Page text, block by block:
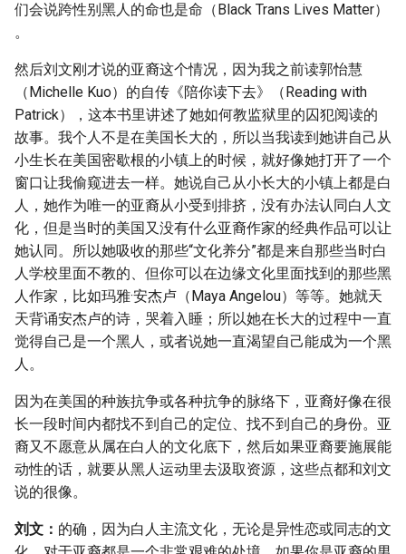
们会说跨性别黑人的命也是命（Black Trans Lives Matter）
。
然后刘文刚才说的亚裔这个情况，因为我之前读郭怡慧
（Michelle Kuo）的自传《陪你读下去》（Reading with
Patrick），这本书里讲述了她如何教监狱里的囚犯阅读的
故事。我个人不是在美国长大的，所以当我读到她讲自己从
小生长在美国密歇根的小镇上的时候，就好像她打开了一个
窗口让我偷窥进去一样。她说自己从小长大的小镇上都是白
人，她作为唯一的亚裔从小受到排挤，没有办法认同白人文
化，但是当时的美国又没有什么亚裔作家的经典作品可以让
她认同。所以她吸收的那些“文化养分”都是来自那些当时白
人学校里面不教的、但你可以在边缘文化里面找到的那些黑
人作家，比如玛雅·安杰卢（Maya Angelou）等等。她就天
天背诵安杰卢的诗，哭着入睡；所以她在长大的过程中一直
觉得自己是一个黑人，或者说她一直渴望自己能成为一个黑
人。
因为在美国的种族抗争或各种抗争的脉络下，亚裔好像在很
长一段时间内都找不到自己的定位、找不到自己的身份。亚
裔又不愿意从属在白人的文化底下，然后如果亚裔要施展能
动性的话，就要从黑人运动里去汲取资源，这些点都和刘文
说的很像。
刘文： 的确，因为白人主流文化，无论是异性恋或同志的文